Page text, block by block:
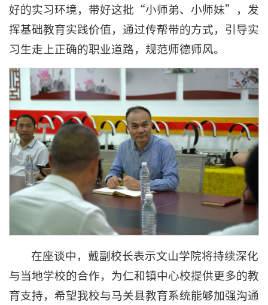
好的实习环境，带好这批“小师弟、小师妹”，发
挥基础教育实践价值，通过传帮带的方式，引导实
习生走上正确的职业道路，规范师德师风。
在座谈中，戴副校长表示文山学院将持续深化
与当地学校的合作，为仁和镇中心校提供更多的教
育支持，希望我校与马关县教育系统能够加强沟通